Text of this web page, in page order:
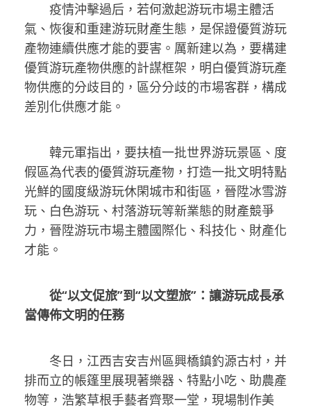
疫情沖擊過后，若何激起游玩市場主體活
氣、恢復和重建游玩財產生態，是保證優質游玩
產物連續供應才能的要害。厲新建以為，要構建
優質游玩產物供應的計謀框架，明白優質游玩產
物供應的分歧目的，區分分歧的市場客群，構成
差別化供應才能。
韓元軍指出，要扶植一批世界游玩景區、度
假區為代表的優質游玩產物，打造一批文明特點
光鮮的國度級游玩休閑城市和街區，晉陞冰雪游
玩、白色游玩、村落游玩等新業態的財產競爭
力，晉陞游玩市場主體國際化、科技化、財產化
才能。
從“以文促旅”到“以文塑旅”：讓游玩成長承
當傳佈文明的任務
冬日，江西吉安吉州區興橋鎮釣源古村，并
排而立的帳篷里展現著樂器、特點小吃、助農產
物等，浩繁草根手藝者齊聚一堂，現場制作美